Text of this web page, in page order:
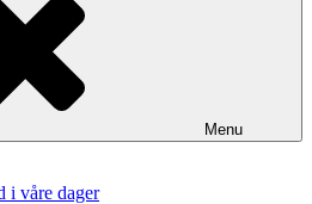
Menu
i våre dager